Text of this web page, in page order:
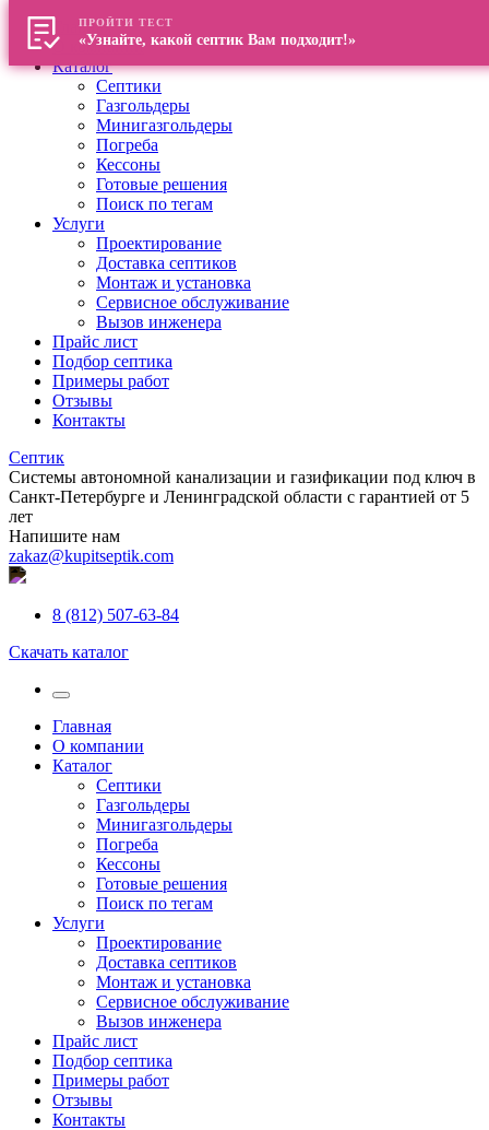
Главная
О компании
Каталог
Септики
Газгольдеры
Минигазгольдеры
Погреба
Кессоны
Готовые решения
Поиск по тегам
Услуги
Проектирование
Доставка септиков
Монтаж и установка
Сервисное обслуживание
Вызов инженера
Прайс лист
Подбор септика
Примеры работ
Отзывы
Контакты
Септик
Системы автономной канализации и газификации под ключ в
Санкт-Петербурге и Ленинградской области с гарантией от 5
лет
Напишите нам
zakaz@kupitseptik.com
8 (812) 507-63-84
Скачать каталог
Главная
О компании
Каталог
Септики
Газгольдеры
Минигазгольдеры
Погреба
Кессоны
Готовые решения
Поиск по тегам
Услуги
Проектирование
Доставка септиков
Монтаж и установка
Сервисное обслуживание
Вызов инженера
Прайс лист
Подбор септика
Примеры работ
Отзывы
Контакты
ПРОЙТИ ТЕСТ
«Узнайте, какой септик Вам подходит!»